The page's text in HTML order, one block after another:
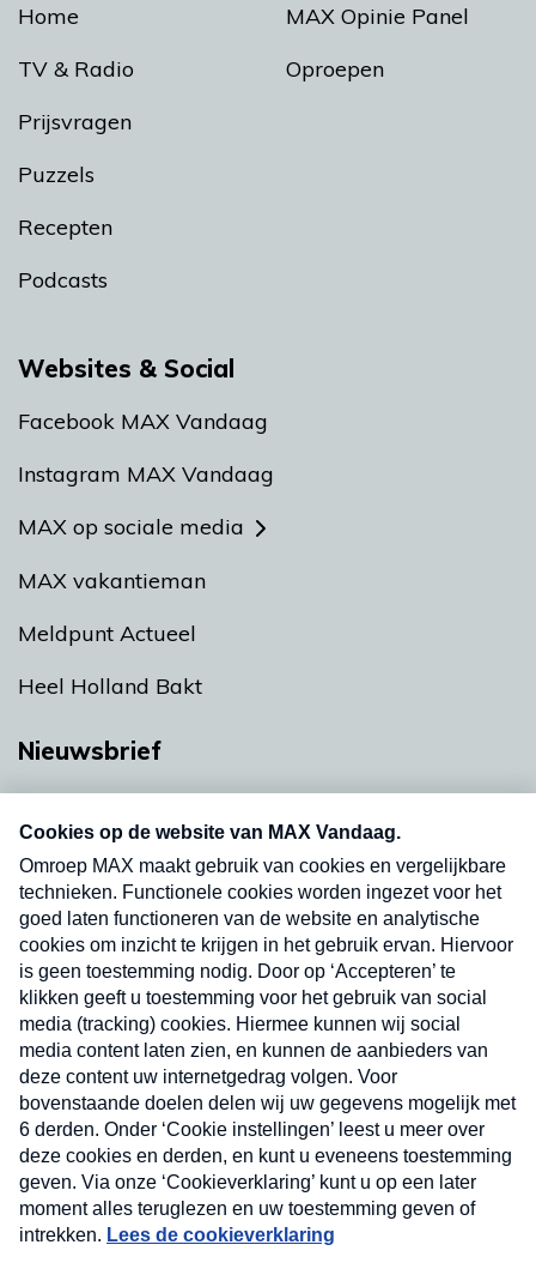
Home
TV & Radio
Prijsvragen
Puzzels
Recepten
Podcasts
MAX Opinie Panel
Oproepen
Websites & Social
Facebook MAX Vandaag
Instagram MAX Vandaag
MAX op sociale media
MAX vakantieman
Meldpunt Actueel
Heel Holland Bakt
Nieuwsbrief
nieuwsbrief. Elke vrijdag- en dinsdagochtend in
uw mailbox.
Verzend
Nieuwsbrief
Neem hier een gratis abonnement op onze
nieuwsbrief. Elke vrijdag- en dinsdagochtend in uw